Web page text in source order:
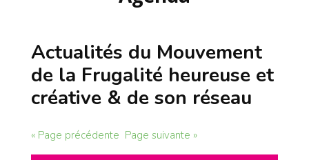
Actualités du Mouvement
de la Frugalité heureuse et
créative & de son réseau
« Page précédente Page suivante »